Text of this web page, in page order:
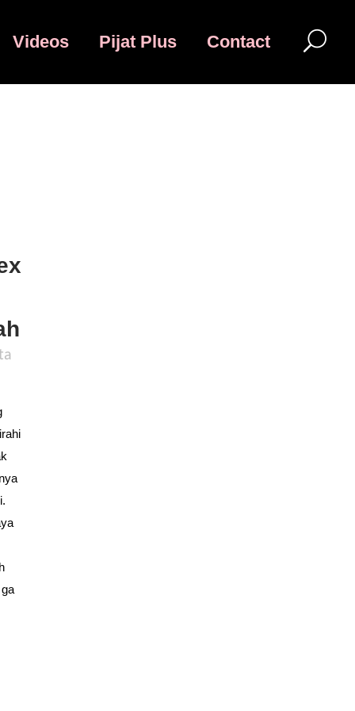
Videos Pijat Plus Contact
17